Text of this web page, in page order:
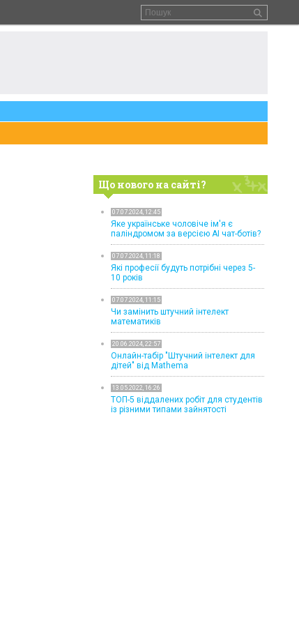
Що нового на сайті?
07.07.2024, 12:45
Яке українське чоловіче ім'я є
паліндромом за версією AI чат-ботів?
07.07.2024, 11:18
Які професії будуть потрібні через 5-
10 років
07.07.2024, 11:15
Чи замінить штучний інтелект
математиків
20.06.2024, 22:57
Онлайн-табір "Штучний інтелект для
дітей" від Mathema
13.05.2022, 16:26
ТОП-5 віддалених робіт для студентів
із різними типами зайнятості